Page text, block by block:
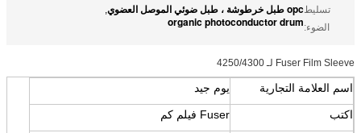
تسليط
الضوء:
opc طبل خرطوشة ، طبل ضوئي الموصل العضوي ,
organic photoconductor drum
Fuser Film Sleeve لـ 4250/4300
اسم العلامة التجارية يوم جيد
اكتب Fuser فيلم كم